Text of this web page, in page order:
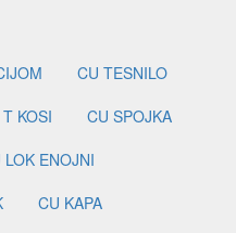
CU TESNILO
KOSI
CU SPOJKA
LOK ENOJNI
CU KAPA